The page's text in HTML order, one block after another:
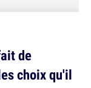
de
choix qu'il